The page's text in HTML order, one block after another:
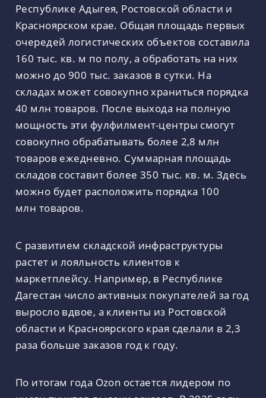
Республике Адыгея, Ростовской области и
Красноярском крае. Общая площадь первых
очередей логистических объектов составила
160 тыс. кв. м по полу, а обработать на них
можно до 900 тыс. заказов в сутки. На
складах может совокупно храниться порядка
40 млн товаров. После выхода на полную
мощность эти фулфилмент-центры смогут
совокупно обрабатывать более 2,8 млн
товаров ежедневно. Суммарная площадь
складов составит более 350 тыс. кв. м. Здесь
можно будет расположить порядка 100
млн товаров.
С развитием складской инфраструктуры
растет и лояльность клиентов к
маркетплейсу. Например, в Республике
Дагестан число активных покупателей за год
выросло вдвое, а клиенты из Ростовской
области и Красноярского края сделали в 2,3
раза больше заказов год к году.
По итогам года Ozon остается лидером по